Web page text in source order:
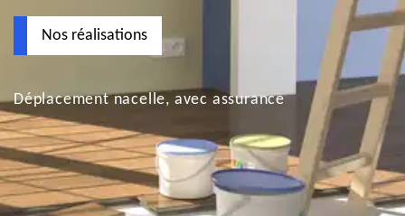
Nos réalisations
Déplacement nacelle, avec assurance